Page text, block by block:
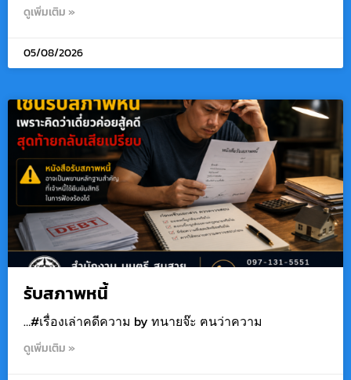
ดูเพิ่มเติม »
05/08/2026
รับสภาพหนี้
…#เรื่องเล่าคดีความ by ทนายจ๊ะ ฅนว่าความ
ดูเพิ่มเติม »